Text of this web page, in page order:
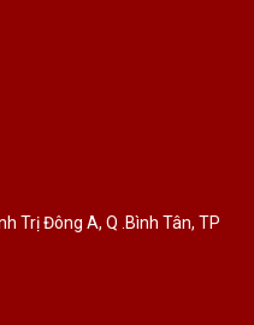
Trị Đông A, Q .Bình Tân, TP